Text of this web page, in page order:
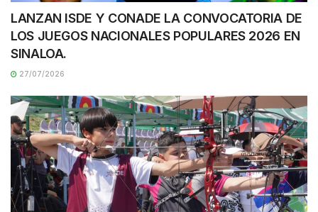
LANZAN ISDE Y CONADE LA CONVOCATORIA DE
LOS JUEGOS NACIONALES POPULARES 2026 EN
SINALOA.
27/07/2026